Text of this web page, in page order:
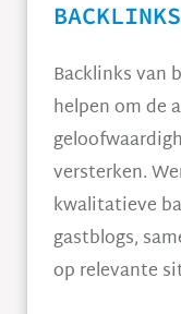
Backlinks van
helpen om de
versterken.
kwalitatieve
gastblogs,
op relevante